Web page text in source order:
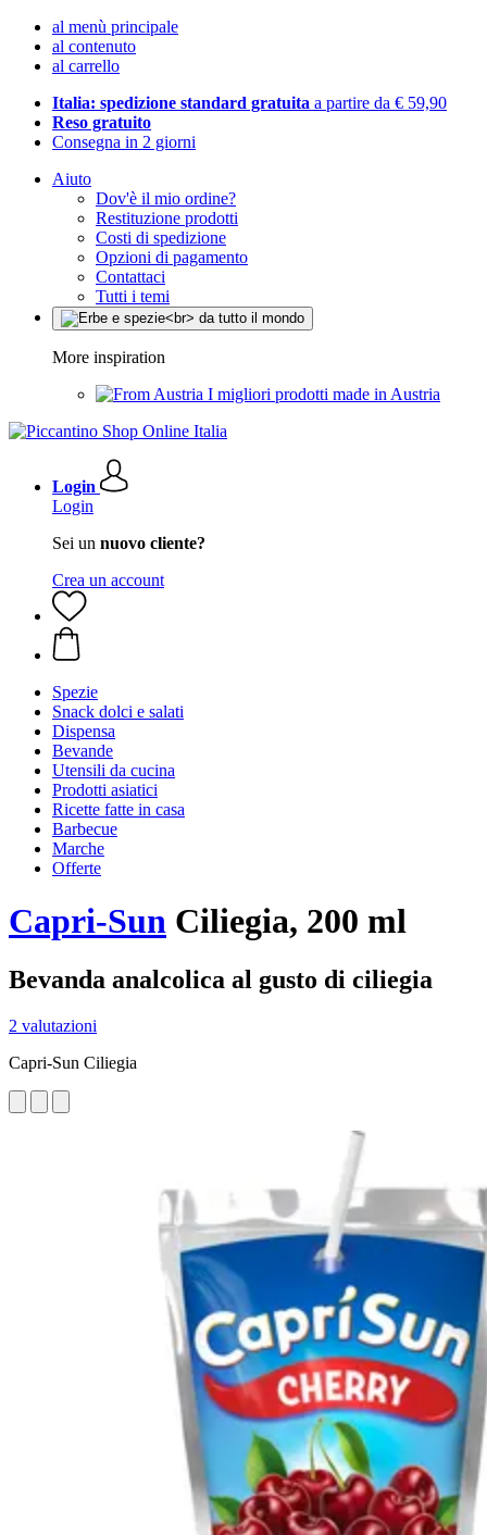
al menù principale
al contenuto
al carrello
Italia: spedizione standard gratuita a partire da € 59,90
Reso gratuito
Consegna in 2 giorni
Aiuto
Dov'è il mio ordine?
Restituzione prodotti
Costi di spedizione
Opzioni di pagamento
Contattaci
Tutti i temi
More inspiration
I migliori prodotti made in Austria
Login
Login
Sei un nuovo cliente?
Crea un account
Spezie
Snack dolci e salati
Dispensa
Bevande
Utensili da cucina
Prodotti asiatici
Ricette fatte in casa
Barbecue
Marche
Offerte
Capri-Sun Ciliegia, 200 ml
Bevanda analcolica al gusto di ciliegia
2 valutazioni
Capri-Sun Ciliegia